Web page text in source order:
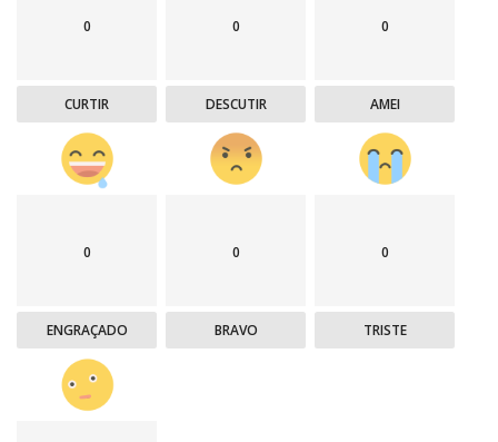
0
CURTIR
0
DESCUTIR
0
AMEI
0
ENGRAÇADO
0
BRAVO
0
TRISTE